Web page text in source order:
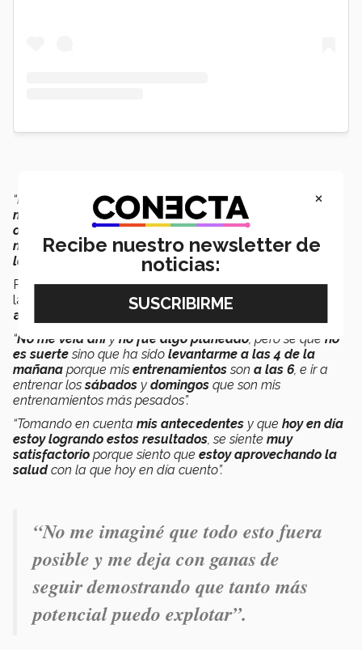
“Más que algo físico creo quepara ser Spartan
necesitas
mucha fortaleza mentalporque es una
obstáculos
que antes de retarte a nivel físico,
nivel mentalysi tu no creesque lo vasa lograr ,no lo
logras”
Para la atleta Spartan,estos logrosytrayectoriaen
la carrera han sido unasorpresallena de
aprendizajes
“No me veía ahí y no fue algo planeado, pero se que no
es suertesino que ha sido levantarme a las 4 de la
mañana porque mis entrenamientosson a las 6, e ir a
entrenar lossábados y domingos que son mis
entrenamientos más pesados”.
“Tomando en cuenta mis antecedentes y que hoy en día
estoy logrando estos resultados, se siente muy
satisfactorio porque siento que estoy aprovechando la
saludcon la que hoy en día cuento”.
“No me imaginé que todo esto fuera
posible y me deja con ganas de
seguir demostrando que tanto más
potencial puedo explotar”.
×
Recibe nuestro newsletter de
noticias: